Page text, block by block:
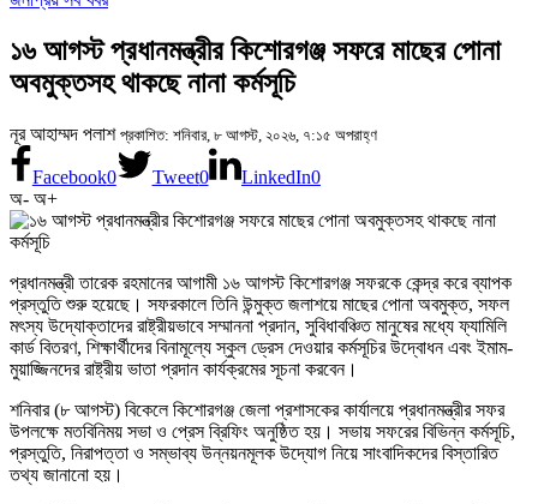
১৬ আগস্ট প্রধানমন্ত্রীর কিশোরগঞ্জ সফরে মাছের পোনা
অবমুক্তসহ থাকছে নানা কর্মসূচি
নূর আহাম্মদ পলাশ প্রকাশিত: শনিবার, ৮ আগস্ট, ২০২৬, ৭:১৫ অপরাহ্ণ
Facebook0 Tweet0 LinkedIn0
অ- অ+
প্রধানমন্ত্রী তারেক রহমানের আগামী ১৬ আগস্ট কিশোরগঞ্জ সফরকে কেন্দ্র করে ব্যাপক
প্রস্তুতি শুরু হয়েছে। সফরকালে তিনি উন্মুক্ত জলাশয়ে মাছের পোনা অবমুক্ত, সফল
মৎস্য উদ্যোক্তাদের রাষ্ট্রীয়ভাবে সম্মাননা প্রদান, সুবিধাবঞ্চিত মানুষের মধ্যে ফ্যামিলি
কার্ড বিতরণ, শিক্ষার্থীদের বিনামূল্যে স্কুল ড্রেস দেওয়ার কর্মসূচির উদ্বোধন এবং ইমাম-
মুয়াজ্জিনদের রাষ্ট্রীয় ভাতা প্রদান কার্যক্রমের সূচনা করবেন।
শনিবার (৮ আগস্ট) বিকেলে কিশোরগঞ্জ জেলা প্রশাসকের কার্যালয়ে প্রধানমন্ত্রীর সফর
উপলক্ষে মতবিনিময় সভা ও প্রেস ব্রিফিং অনুষ্ঠিত হয়। সভায় সফরের বিভিন্ন কর্মসূচি,
প্রস্তুতি, নিরাপত্তা ও সম্ভাব্য উন্নয়নমূলক উদ্যোগ নিয়ে সাংবাদিকদের বিস্তারিত
তথ্য জানানো হয়।